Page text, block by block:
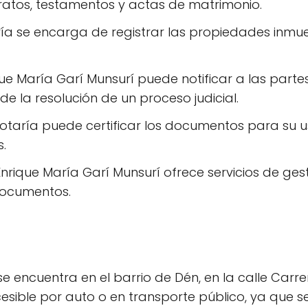
testamentos y actas de matrimonio.
se encarga de registrar las propiedades
María Garí Munsurí puede notificar a las
la resolución de un proceso judicial.
puede certificar los documentos para su
María Garí Munsurí ofrece servicios de
encuentra en el barrio de Dén, en la calle
por auto o en transporte público, ya que